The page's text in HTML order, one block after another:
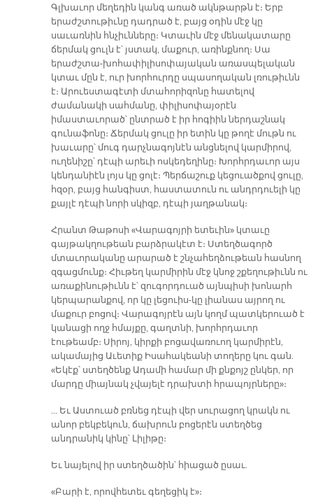
Գլխաւոր մեղեդին կանգ առած ակնթարթն է։ Երբ
երաժշտութիւնը դադրած է, բայց օդին մէջ կը
սաւառնին հնչիւնները։ Կտաւին մէջ մենակատարը
ճերմակ ցուլն է՝ յստակ, մաքուր, առինքնող։ Սա
երաժշտա-խոհափիլիսոփայական առասպելական
կտաւ մըն է, ուր խորհուրդը սպասողական լռութիւնն
է։ Արուեստագէտի մտահորիզոնը հատելով
ժամանակի սահմանը, փիլիսոփայօրէն
իմաստաւորած՝ ընտրած է իր հոգիին ներդաշնակ
գունաֆոնը։ Ճերմակ ցուլը իր ետին կը թողէ մութն ու
խաւարը՝ մուգ դարչնագոյնէն անցնելով կարմիրով,
ուղենիշը՝ դէպի արեւի ոսկեդեղինը։ Խորհրդաւոր այս
կենդանիէն լոյս կը ցոլէ։ Պերճաշուք կեցուածքով ցուլը,
հզօր, բայց հանգիստ, հաստատուն ու անդրդուելի կը
քայլէ դէպի նորի սկիզբ, դէպի յաղթանակ։
Հրանտ Թաթոսի «Վարագոյրի ետեւին» կտաւը
գայթակղութեան բարձրակէտ է։ Ստեղծագործ
մտաւորականը արարած է շնչահեղձութեան հասնող
զգացմունք։ Հիւթեղ կարմիրին մէջ կնոջ շքեղութիւնն ու
առաքինութիւնն է՝ զուգորդուած այնպիսի խոնարհ
կերպարանքով, որ կը լեցուիս-կը լիանաս այրող ու
մաքուր բոցով։ Վարագոյրէն այն կողմ պատկերուած է
կանացի ողջ հմայքը, գաղտնի, խորհրդաւոր
էութեամբ։ Սիրոյ, կիրքի բոցավառուող կարմիրէն,
ակամայից Աւետիք Իսահակեանի տողերը կու գան.
«Եկէք՝ ստեղծենք Ադամի համար մի քնքոյշ ընկեր, որ
մարդը միայնակ չվայելէ դրախտի հրապոյրները»։
… Եւ Աստուած բռնեց դէպի վեր սուրացող կրակն ու
անոր բեկբեկուն, ճախրուն բոցերէն ստեղծեց
անդրանիկ կինը՝ Լիլիթը։
Եւ նայելով իր ստեղծածին՝ հիացած ըսաւ.
«Բարի է, որովհետեւ գեղեցիկ է»։